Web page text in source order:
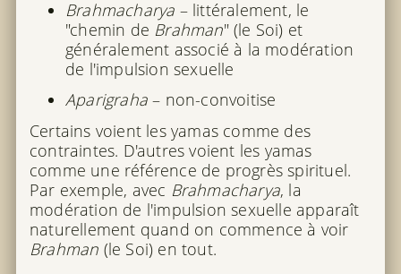
Brahmacharya – littéralement, le
"chemin de Brahman" (le Soi) et
généralement associé à la modération
de l'impulsion sexuelle
Aparigraha– non-convoitise
Certains voient les yamas comme des
contraintes. D'autres voient les yamas
comme une référence de progrès spirituel.
Par exemple, avec Brahmacharya, la
modération de l'impulsion sexuelle apparaît
naturellement quand on commence à voir
Brahman (le Soi) en tout.